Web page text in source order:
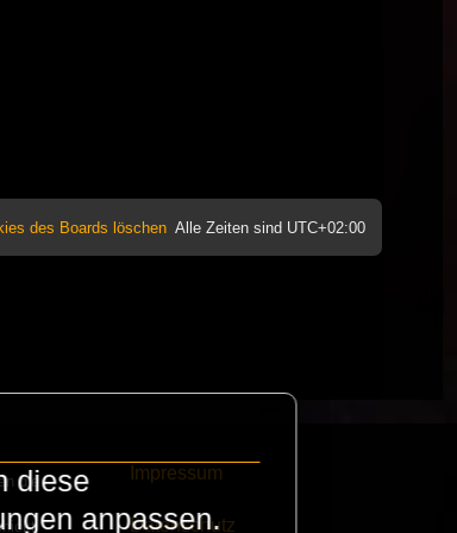
Alle Zeiten sind UTC+02:00
des Boards löschen
die
Impressum
Datenschutz
diese
anpassen.